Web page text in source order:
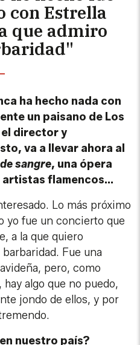
ha hecho nada con
un paisano de Los
el director y
va a llevar ahora al
sangre
Lo más próximo
yo fue un concierto que
a la que quiero
Fue una
pero, como
algo que no puedo,
jondo de ellos, y por
nuestro país?
a nivel de músicos, a
momento de felicidad.
las cosas bien, se han
y hoy en día
las orquestas del